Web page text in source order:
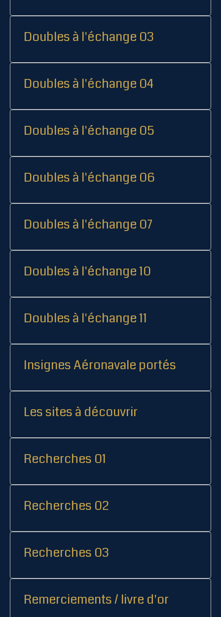
Doubles à l'échange 03
Doubles à l'échange 04
Doubles à l'échange 05
Doubles à l'échange 06
Doubles à l'échange 07
Doubles à l'échange 10
Doubles à l'échange 11
Insignes Aéronavale portés
Les sites à découvrir
Recherches 01
Recherches 02
Recherches 03
Remerciements / livre d'or